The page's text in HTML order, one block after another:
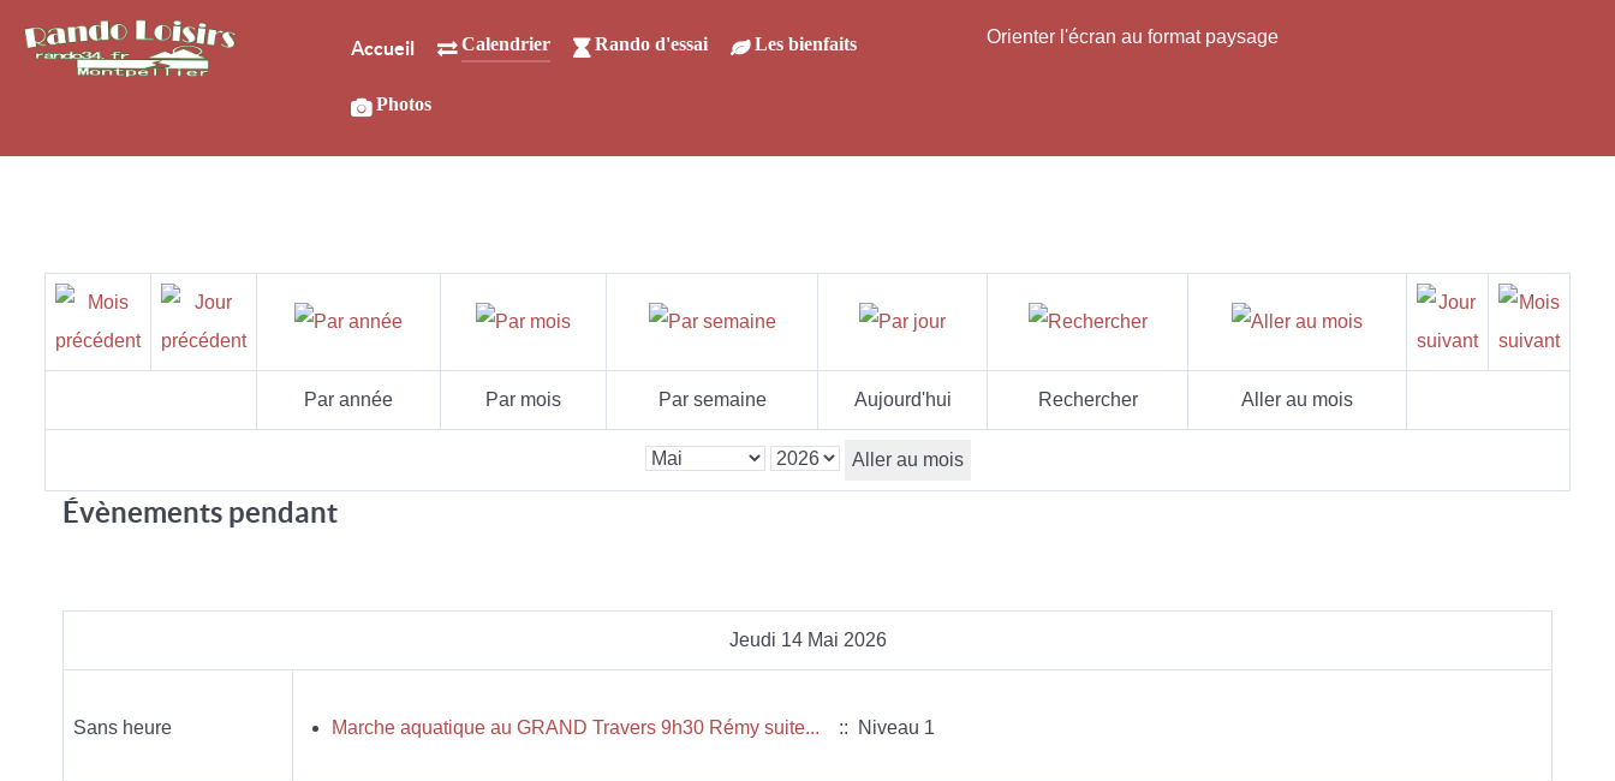
Accueil Calendrier Rando d'essai Les bienfaits
Photos
Orienter l'écran au format paysage
Par année Par mois Par semaine Aujourd'hui Rechercher Aller au mois
Aller au mois
Évènements pendant
Jeudi 14 Mai 2026
Sans heure Marche aquatique au GRAND Travers 9h30 Rémy suite... :: Niveau 1